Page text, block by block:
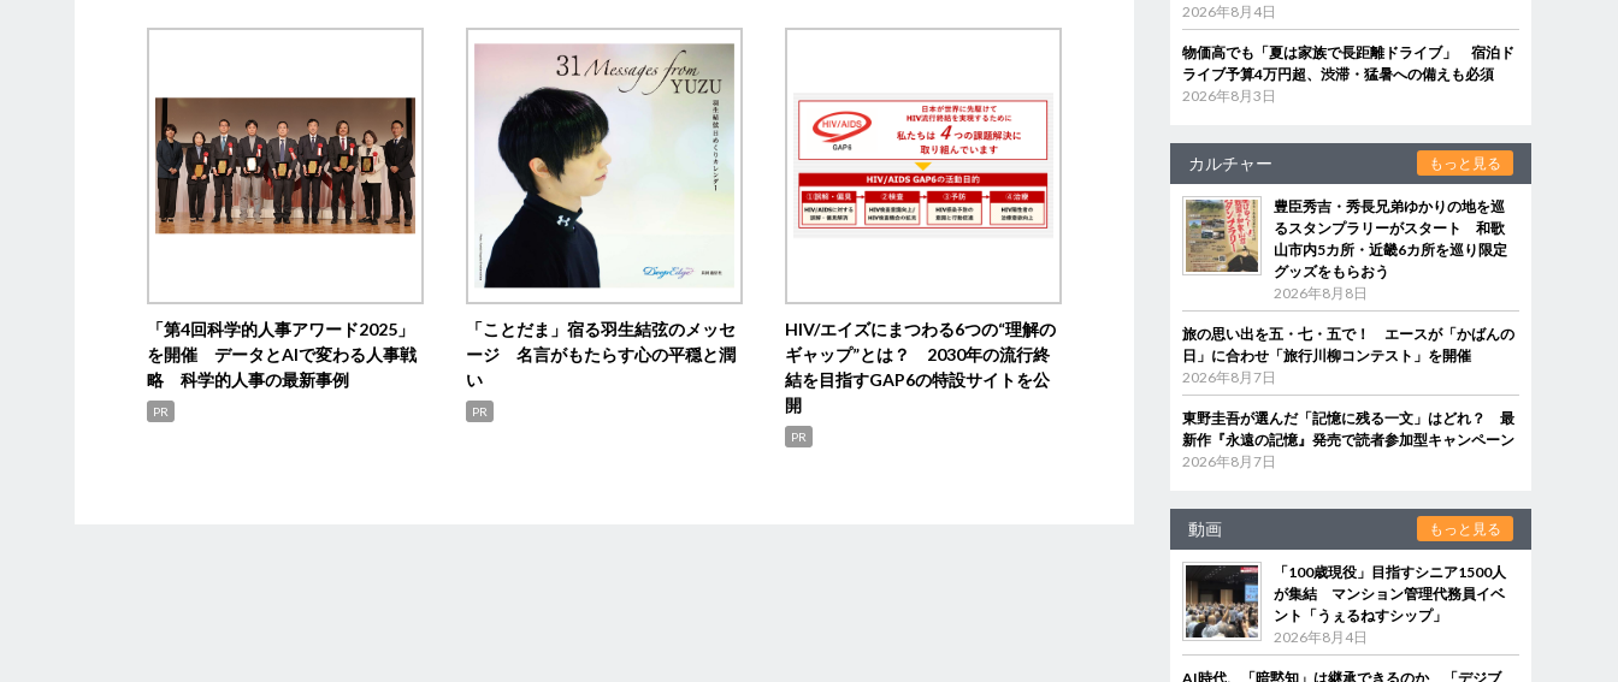
「第4回科学的人事アワード2025」
を開催 データとAIで変わる人事戦
略 科学的人事の最新事例
PR
「ことだま」宿る羽生結弦のメッセ
ージ 名言がもたらす心の平穏と潤
い
PR
HIV/エイズにまつわる6つの“理解の
ギャップ”とは？ 2030年の流行終
結を目指すGAP6の特設サイトを公
開
PR
2026年8月4日
物価高でも「夏は家族で長距離ドライブ」 宿泊ド
ライブ予算4万円超、渋滞・猛暑への備えも必須
2026年8月3日
カルチャー もっと見る
豊臣秀吉・秀長兄弟ゆかりの地を巡
るスタンプラリーがスタート 和歌
山市内5カ所・近畿6カ所を巡り限定
グッズをもらおう
2026年8月8日
旅の思い出を五・七・五で！ エースが「かばんの
日」に合わせ「旅行川柳コンテスト」を開催
2026年8月7日
東野圭吾が選んだ「記憶に残る一文」はどれ？ 最
新作『永遠の記憶』発売で読者参加型キャンペーン
2026年8月7日
動画 もっと見る
「100歳現役」目指すシニア1500人
が集結 マンション管理代務員イベ
ント「うぇるねすシップ」
2026年8月4日
AI時代、「暗黙知」は継承できるのか 「デジブ